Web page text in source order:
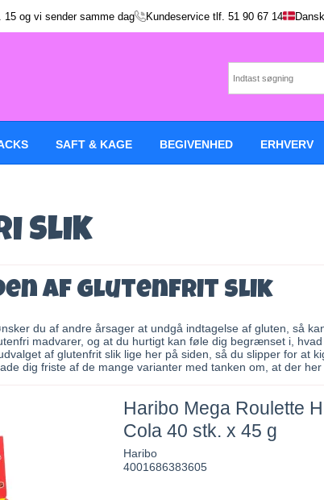
15 og vi sender samme dag Kundeservice tlf. 51 90 67 14
SAFT & KAGE BEGIVENHED ERHVERV
Slik
af glutenfrit slik
du af andre årsager at undgå indtagelse af gluten, så
madvarer, og at du hurtigt kan føle dig begrænset i,
af glutenfrit slik lige her på siden, så du slipper for at
dig friste af de mange varianter med tanken om, at der
Haribo Mega Roulette
Cola 40 stk. x 45 g
Haribo
4001686383605